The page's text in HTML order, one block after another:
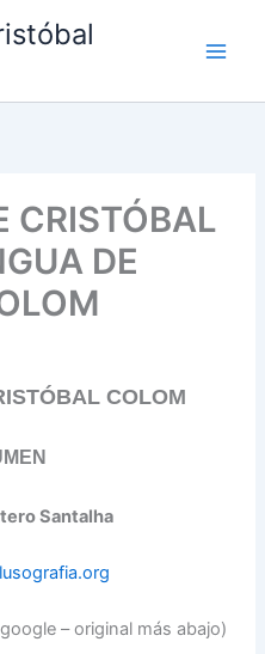
CRISTÓBAL
DE
COLOM
Santalha
– original más abajo)